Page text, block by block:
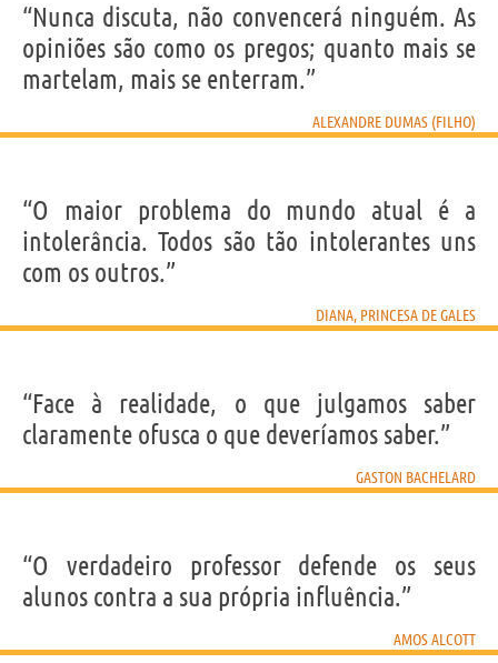
“Nunca discuta, não convencerá ninguém. As
opiniões são como os pregos; quanto mais se
martelam, mais se enterram.”
ALEXANDRE DUMAS (FILHO)
“O maior problema do mundo atual é a
intolerância. Todos são tão intolerantes uns
com os outros.”
DIANA, PRINCESA DE GALES
“Face à realidade, o que julgamos saber
claramente ofusca o que deveríamos saber.”
GASTON BACHELARD
“O verdadeiro professor defende os seus
alunos contra a sua própria influência.”
AMOS ALCOTT